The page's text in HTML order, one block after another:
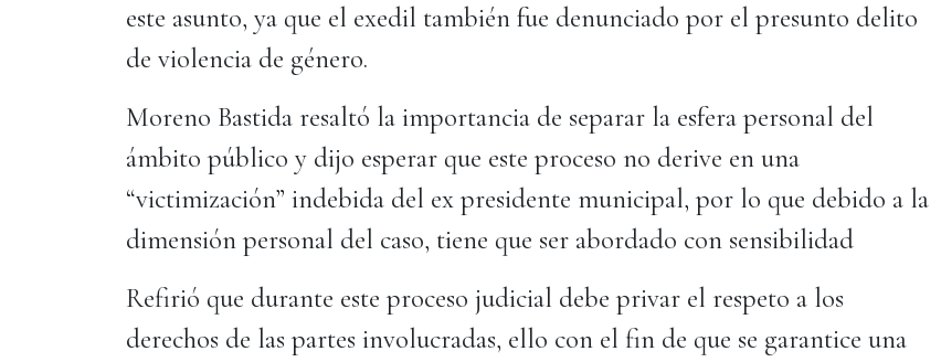
este asunto, ya que el exedil también fue denunciado por el presunto delito
de violencia de género.
Moreno Bastida resaltó la importancia de separar la esfera personal del
ámbito público y dijo esperar que este proceso no derive en una
“victimización” indebida del ex presidente municipal, por lo que debido a la
dimensión personal del caso, tiene que ser abordado con sensibilidad
Refirió que durante este proceso judicial debe privar el respeto a los
derechos de las partes involucradas, ello con el fin de que se garantice una